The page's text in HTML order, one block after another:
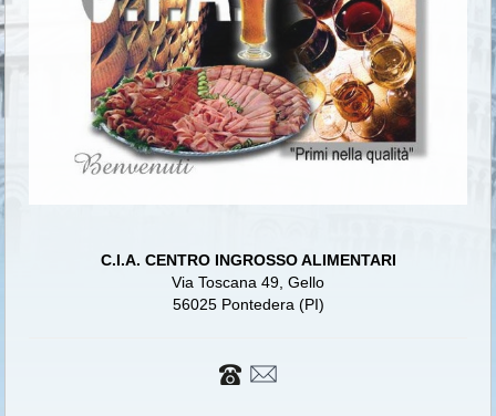
C.I.A. CENTRO INGROSSO ALIMENTARI
Via Toscana 49, Gello
56025 Pontedera (PI)